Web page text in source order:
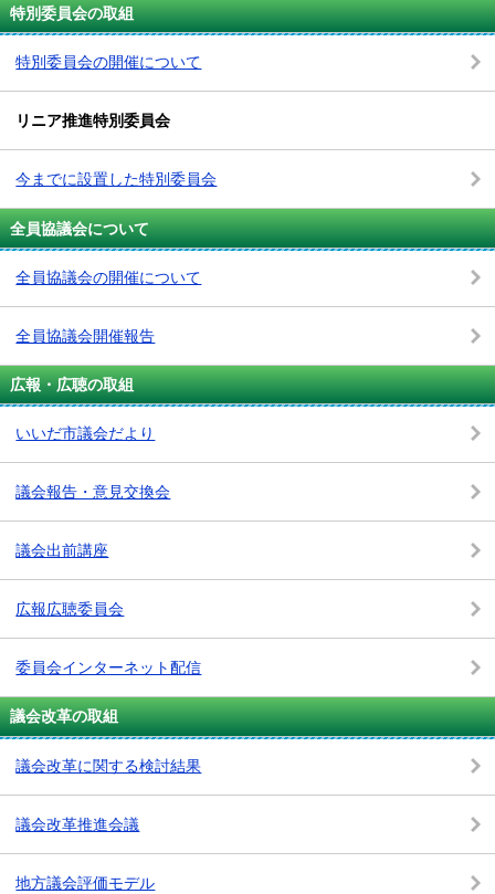
特別委員会の取組
特別委員会の開催について
リニア推進特別委員会
今までに設置した特別委員会
全員協議会について
全員協議会の開催について
全員協議会開催報告
広報・広聴の取組
いいだ市議会だより
議会報告・意見交換会
議会出前講座
広報広聴委員会
委員会インターネット配信
議会改革の取組
議会改革に関する検討結果
議会改革推進会議
地方議会評価モデル